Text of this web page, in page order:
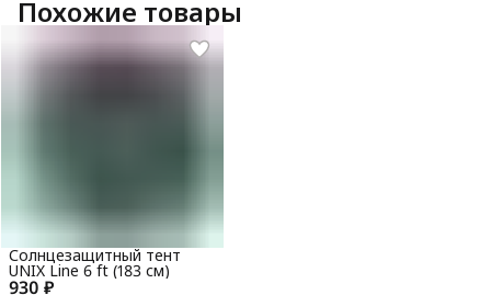
Похожие товары
930 ₽
Солнцезащитный тент
UNIX Line 6 ft (183 см)